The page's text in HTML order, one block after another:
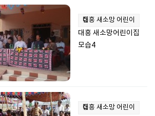
대흥 새소망 어린이집
대흥 새소망어린이집
모습4
대흥 새소망 어린이집